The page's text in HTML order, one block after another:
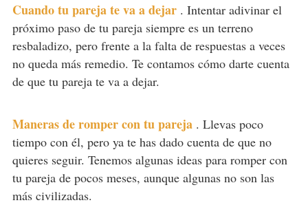
Cuando tu pareja te va a dejar . Intentar adivinar el
próximo paso de tu pareja siempre es un terreno
resbaladizo, pero frente a la falta de respuestas a veces
no queda más remedio. Te contamos cómo darte cuenta
de que tu pareja te va a dejar.
Maneras de romper con tu pareja . Llevas poco
tiempo con él, pero ya te has dado cuenta de que no
quieres seguir. Tenemos algunas ideas para romper con
tu pareja de pocos meses, aunque algunas no son las
más civilizadas.